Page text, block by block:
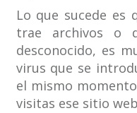
Lo que sucede es
trae archivos o
desconocido, es
virus que se
el mismo
visitas ese sitio